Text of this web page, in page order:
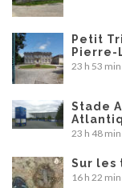
Petit
Pierre-
23 h 53 min
Stade
23 h 48 min
Sur les
16 h 22 min